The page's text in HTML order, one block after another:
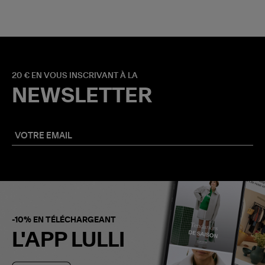
20 € EN VOUS INSCRIVANT À LA
NEWSLETTER
-10% EN TÉLÉCHARGEANT
L'APP LULLI